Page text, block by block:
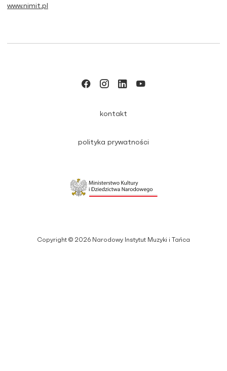
www.nimit.pl
Copyright © 2026 Narodowy Instytut Muzyki i Tańca
kontakt
polityka prywatności